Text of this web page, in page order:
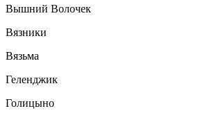
Вышний Волочек
Вязники
Вязьма
Геленджик
Голицыно